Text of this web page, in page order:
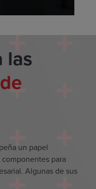
las
un papel
para
Algunas de sus